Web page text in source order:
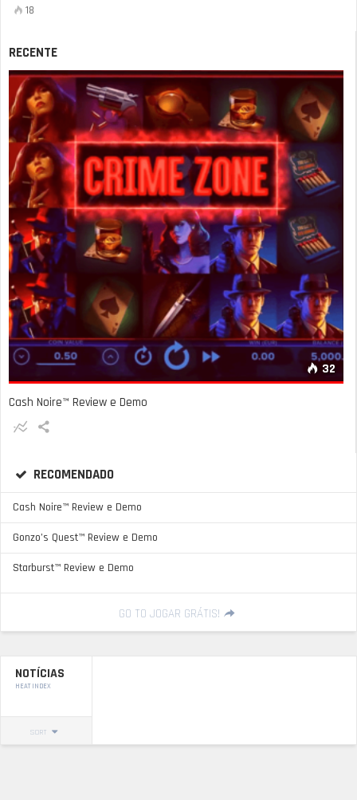
18
RECENTE
32
Cash Noire™ Review e Demo
RECOMENDADO
Cash Noire™ Review e Demo
Gonzo’s Quest™ Review e Demo
Starburst™ Review e Demo
GO TO JOGAR GRÁTIS!
NOTÍCIAS
HEAT INDEX
SORT